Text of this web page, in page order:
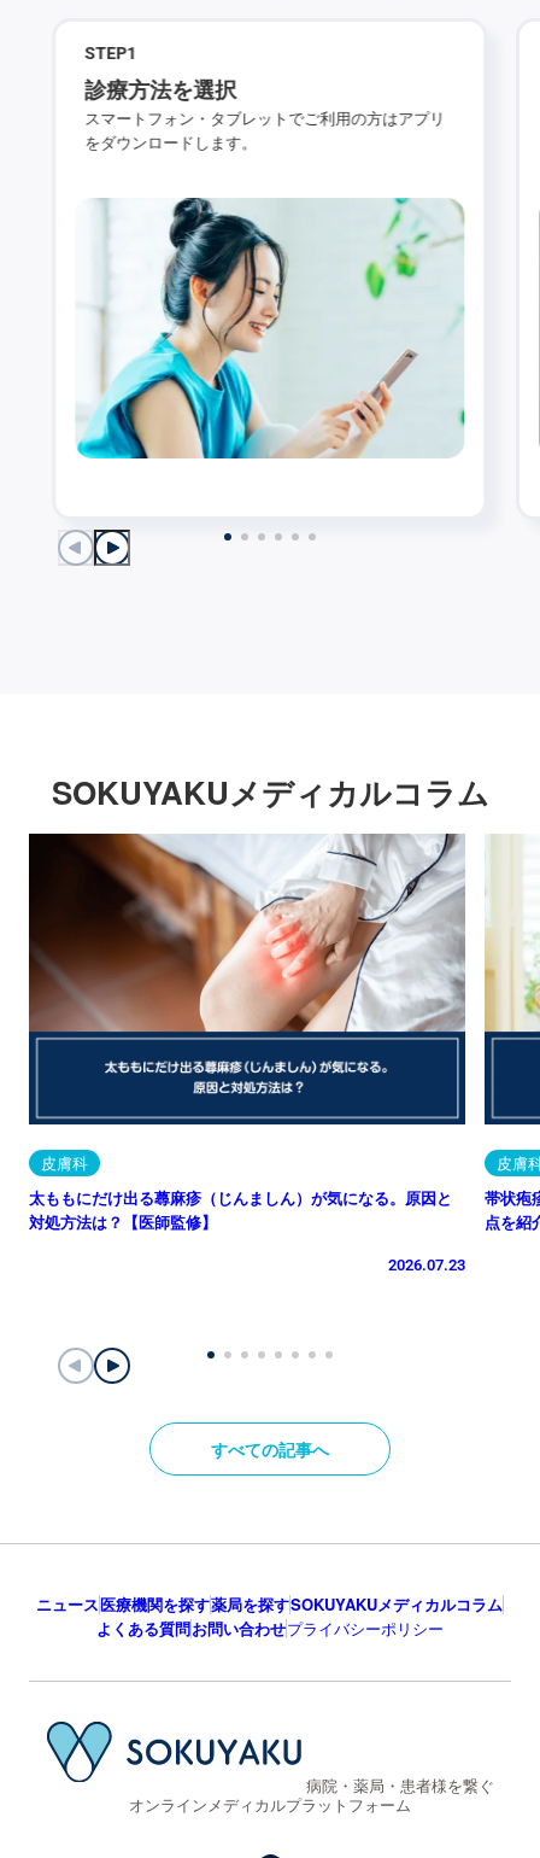
STEP1
診療方法を選択
スマートフォン・タブレットでご利用の方はアプリ
をダウンロードします。
SOKUYAKUメディカルコラム
皮膚科
太ももにだけ出る蕁麻疹（じんましん）が気になる。原因と
対処方法は？【医師監修】
2026.07.23
皮膚
帯状疱
点を紹
すべての記事へ
ニュース医療機関を探す薬局を探すSOKUYAKUメディカルコラム
よくある質問お問い合わせプライバシーポリシー
病院・薬局・患者様を繋ぐ
オンラインメディカルプラットフォーム